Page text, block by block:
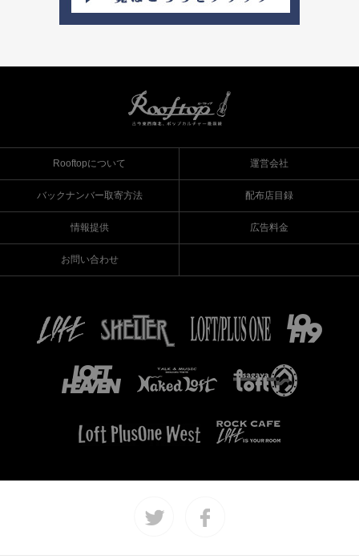
Rooftopについて 運営会社
バックナンバー取寄方法 配布店目録
情報提供 広告料金
お問い合わせ